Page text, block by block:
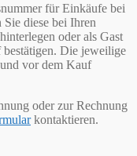
für Einkäufe bei
diese bei Ihren
oder als Gast
Die jeweilige
vor dem Kauf
oder zur Rechnung
kontaktieren.